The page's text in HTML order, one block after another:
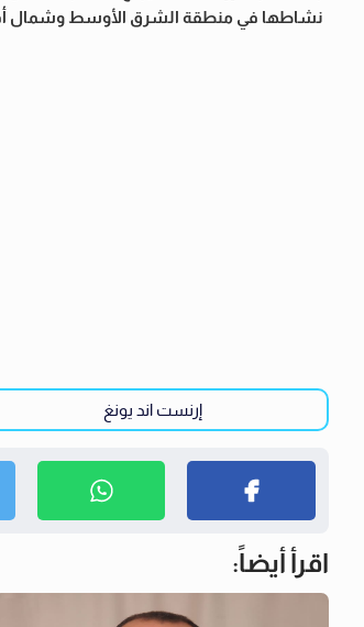
نشاطها في منطقة الشرق الأوسط وشمال أفريقيا عام 1923، ويعمل بها حاليًا أكثر من 8,500 موظف في 27
إرنست اند يونغ
اقرأ أيضاً: